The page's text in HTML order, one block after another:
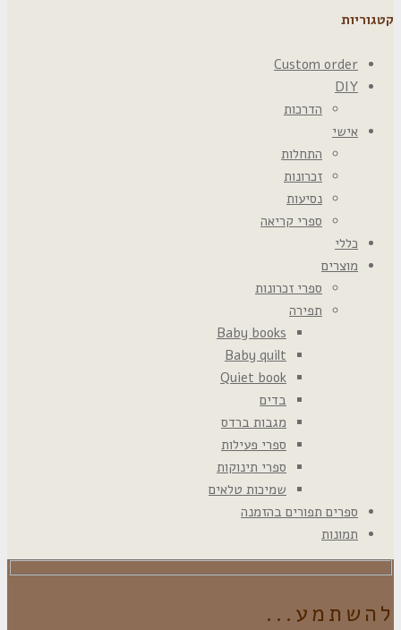
קטגוריות
Custom order
DIY
הדרכות
אישי
התחלות
זכרונות
נסיעות
ספרי קריאה
כללי
מוצרים
ספרי זכרונות
תפירה
Baby books
Baby quilt
Quiet book
בדים
מגבות ברדס
ספרי פעילות
ספרי תינוקות
שמיכות טלאים
ספרים תפורים בהזמנה
תמונות
להשתמע...